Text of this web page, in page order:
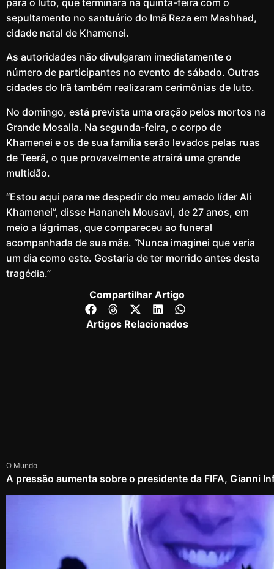
sepultamento no santuário do Imã Reza em Mashhad,
cidade natal de Khamenei.
As autoridades não divulgaram imediatamente o
número de participantes no evento de sábado. Outras
cidades do Irã também realizaram cerimônias de luto.
No domingo, está prevista uma oração pelos mortos na
Grande Mosalla. Na segunda-feira, o corpo de
Khamenei e os de sua família serão levados pelas ruas
de Teerã, o que provavelmente atrairá uma grande
multidão.
“Estou aqui para me despedir do meu amado líder Ali
Khamenei”, disse Hananeh Mousavi, de 27 anos, em
meio a lágrimas, que compareceu ao funeral
acompanhada de sua mãe. “Nunca imaginei que veria
um dia como este. Gostaria de ter morrido antes desta
tragédia.”
Compartilhar Artigo
Artigos Relacionados
O Mundo
A pressão aumenta sobre o presidente da FIFA, Gianni